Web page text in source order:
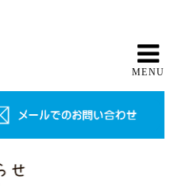
MENU